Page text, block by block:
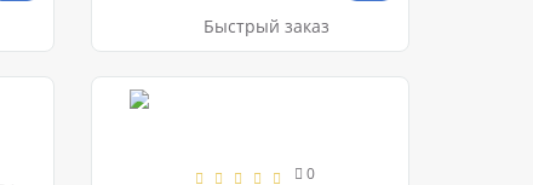
Быстрый заказ
0